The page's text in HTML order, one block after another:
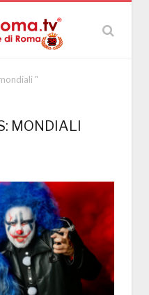
"
MONDIALI